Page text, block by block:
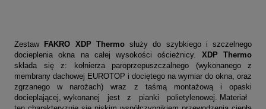
Zestaw FAKRO XDP Thermosłuży do szybkiego i szczelnego
docieplenia okna na całej wysokości ościeżnicy. XDP Thermo
składa się z: kołnierza paroprzepuszczalnego (wykonanego z
membrany dachowej EUROTOP i dociętego na wymiar do okna, oraz
zgrzanego w narożach) wraz z taśmą montażową i opaski
docieplającej, wykonanej jest z pianki polietylenowej. Materiał